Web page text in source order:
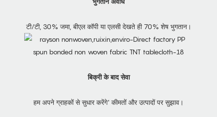
टी/टी, 30% जमा, बीएल कॉपी या एलसी देखते ही 70% शेष भुगतान।
बिक्री के बाद सेवा
हम अपने ग्राहकों से सुधार करेंगे' कीमतों और उत्पादों पर सुझाव।